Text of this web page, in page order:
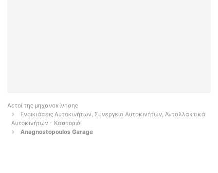
Αετοί της μηχανοκίνησης
Ενοικιάσεις Αυτοκινήτων, Συνεργεία Αυτοκινήτων, Ανταλλακτικά
Αυτοκινήτων - Καστοριά
Anagnostopoulos Garage